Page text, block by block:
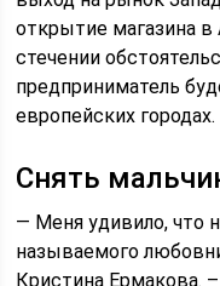
открытие магазина
стечении
предприниматель
европейских городах.
Снять
— Меня удивило, что
называемого
Кристина Ермакова.